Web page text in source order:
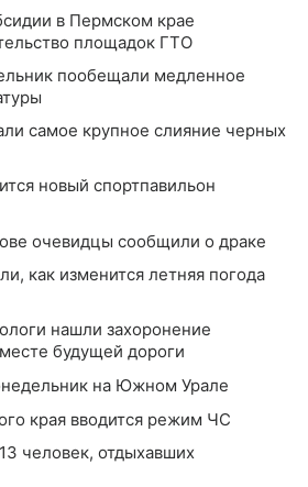
в Пермском крае
площадок ГТО
пообещали медленное
самое крупное слияние черных
новый спортпавильон
очевидцы сообщили о драке
как изменится летняя погода
нашли захоронение
будущей дороги
на Южном Урале
края вводится режим ЧС
человек, отдыхавших